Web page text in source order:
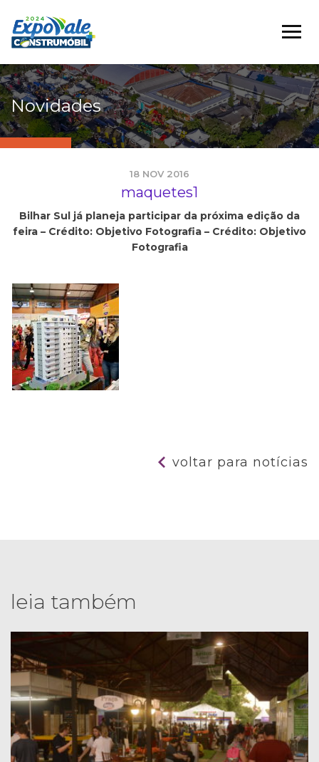
Novidades
18 NOV 2016
maquetes1
Bilhar Sul já planeja participar da próxima edição da
feira – Crédito: Objetivo Fotografia – Crédito: Objetivo
Fotografia
voltar para notícias
leia também